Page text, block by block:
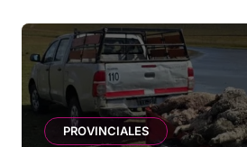
PROVINCIALES